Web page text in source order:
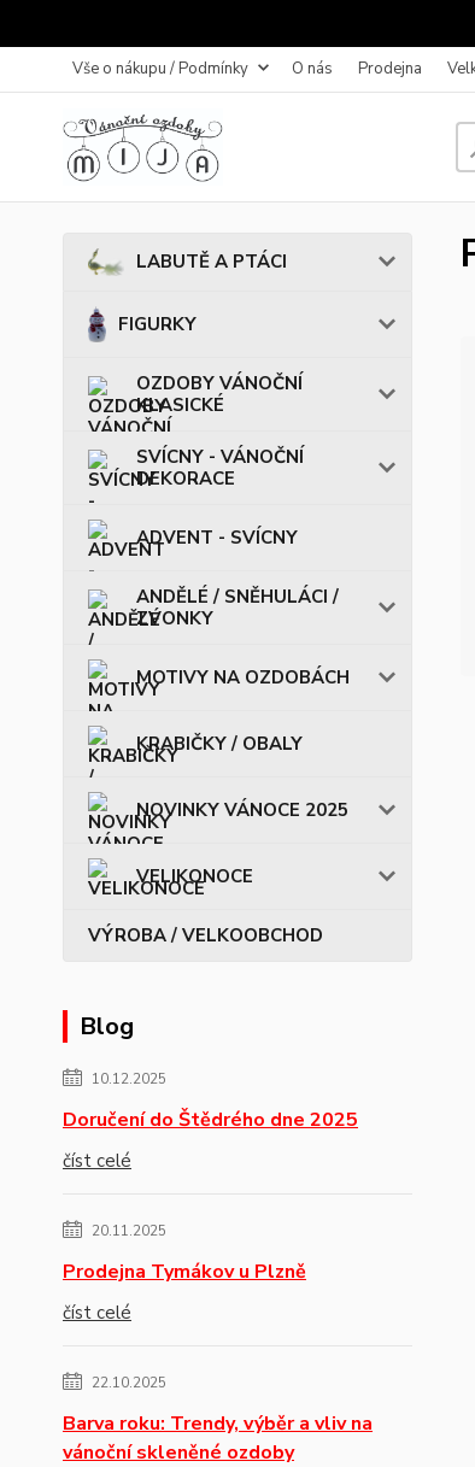
Vše o nákupu / Podmínky O nás Prodejna
LABUTĚ A PTÁCI
FIGURKY
OZDOBY VÁNOČNÍ
KLASICKÉ
SVÍCNY - VÁNOČNÍ
DEKORACE
ADVENT - SVÍCNY
ANDĚLÉ / SNĚHULÁCI /
ZVONKY
MOTIVY NA OZDOBÁCH
KRABIČKY / OBALY
NOVINKY VÁNOCE 2025
VELIKONOCE
VÝROBA / VELKOOBCHOD
Blog
10.12.2025
Doručení do Štědrého dne 2025
číst celé
20.11.2025
Prodejna Tymákov u Plzně
číst celé
22.10.2025
Barva roku: Trendy, výběr a vliv na
vánoční skleněné ozdoby